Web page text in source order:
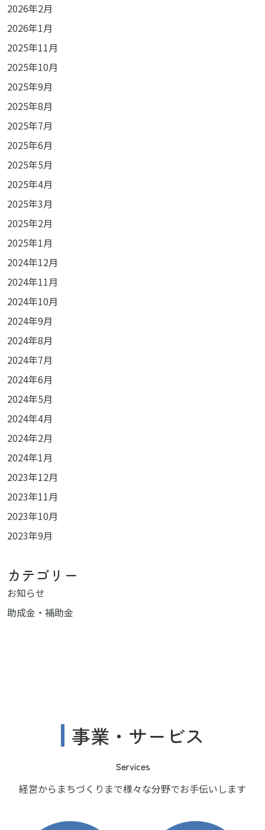
2026年2月
2026年1月
2025年11月
2025年10月
2025年9月
2025年8月
2025年7月
2025年6月
2025年5月
2025年4月
2025年3月
2025年2月
2025年1月
2024年12月
2024年11月
2024年10月
2024年9月
2024年8月
2024年7月
2024年6月
2024年5月
2024年4月
2024年2月
2024年1月
2023年12月
2023年11月
2023年10月
2023年9月
カテゴリー
お知らせ
助成金・補助金
事業・サービス
Services
経営からまちづくりまで様々な分野でお手伝いします